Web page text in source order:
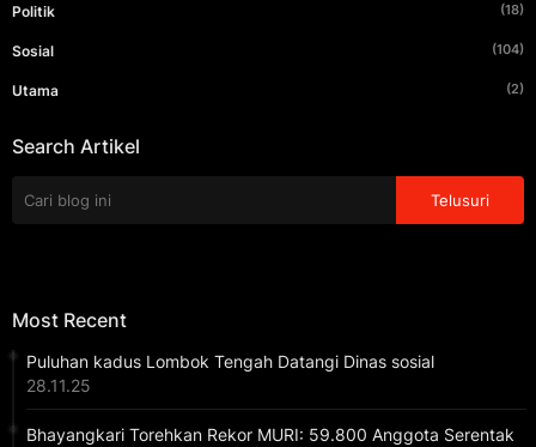
Politik (18)
Sosial (104)
Utama (2)
Search Artikel
Most Recent
Puluhan kadus Lombok Tengah Datangi Dinas sosial
28.11.25
Bhayangkari Torehkan Rekor MURI: 59.800 Anggota Serentak